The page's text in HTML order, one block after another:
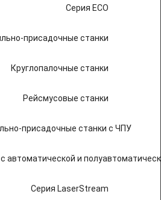
Серия ECO
присадочные станки
Круглопалочные станки
Рейсмусовые станки
присадочные станки с ЧПУ
автоматической и
Серия LaserStream